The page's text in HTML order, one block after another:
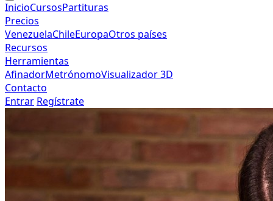
InicioCursosPartituras
Precios
VenezuelaChileEuropaOtros países
Recursos
Herramientas
AfinadorMetrónomoVisualizador 3D
Contacto
Entrar Regístrate